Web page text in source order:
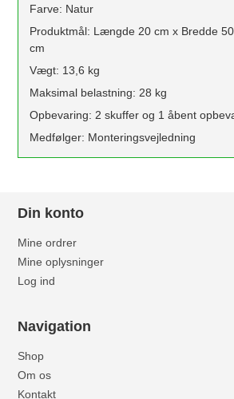
Farve: Natur
Produktmål: Længde 20 cm x Bredde
cm
Vægt: 13,6 kg
Maksimal belastning: 28 kg
Opbevaring: 2 skuffer og 1 åbent
Medfølger: Monteringsvejledning
Din konto
Mine ordrer
Mine oplysninger
Log ind
Navigation
Shop
Om os
Kontakt